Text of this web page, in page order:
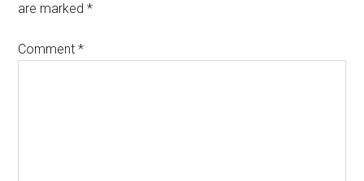
are marked*
Comment*